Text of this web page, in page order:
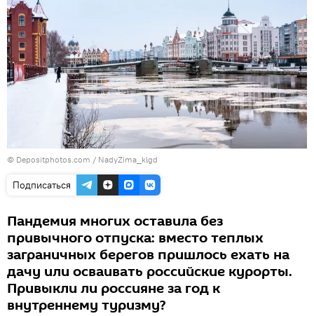
© Depositphotos.com / NadyZima_klgd
Подписаться
Пандемия многих оставила без
привычного отпуска: вместо теплых
заграничных берегов пришлось ехать на
дачу или осваивать российские курорты.
Привыкли ли россияне за год к
внутреннему туризму?